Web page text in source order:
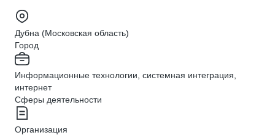
Дубна (Московская область)
Город
Информационные технологии, системная интеграция,
интернет
Сферы деятельности
Организация